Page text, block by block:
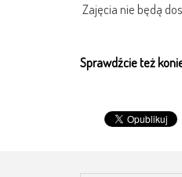
Zajęcia nie będą
Sprawdźcie też